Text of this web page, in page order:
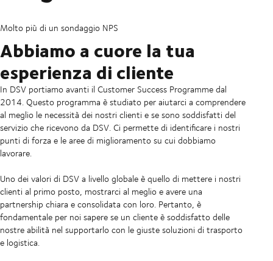
Molto più di un sondaggio NPS
Abbiamo a cuore la tua
esperienza di cliente
In DSV portiamo avanti il Customer Success Programme dal
2014. Questo programma è studiato per aiutarci a comprendere
al meglio le necessità dei nostri clienti e se sono soddisfatti del
servizio che ricevono da DSV. Ci permette di identificare i nostri
punti di forza e le aree di miglioramento su cui dobbiamo
lavorare.
Uno dei valori di DSV a livello globale è quello di mettere i nostri
clienti al primo posto, mostrarci al meglio e avere una
partnership chiara e consolidata con loro. Pertanto, è
fondamentale per noi sapere se un cliente è soddisfatto delle
nostre abilità nel supportarlo con le giuste soluzioni di trasporto
e logistica.